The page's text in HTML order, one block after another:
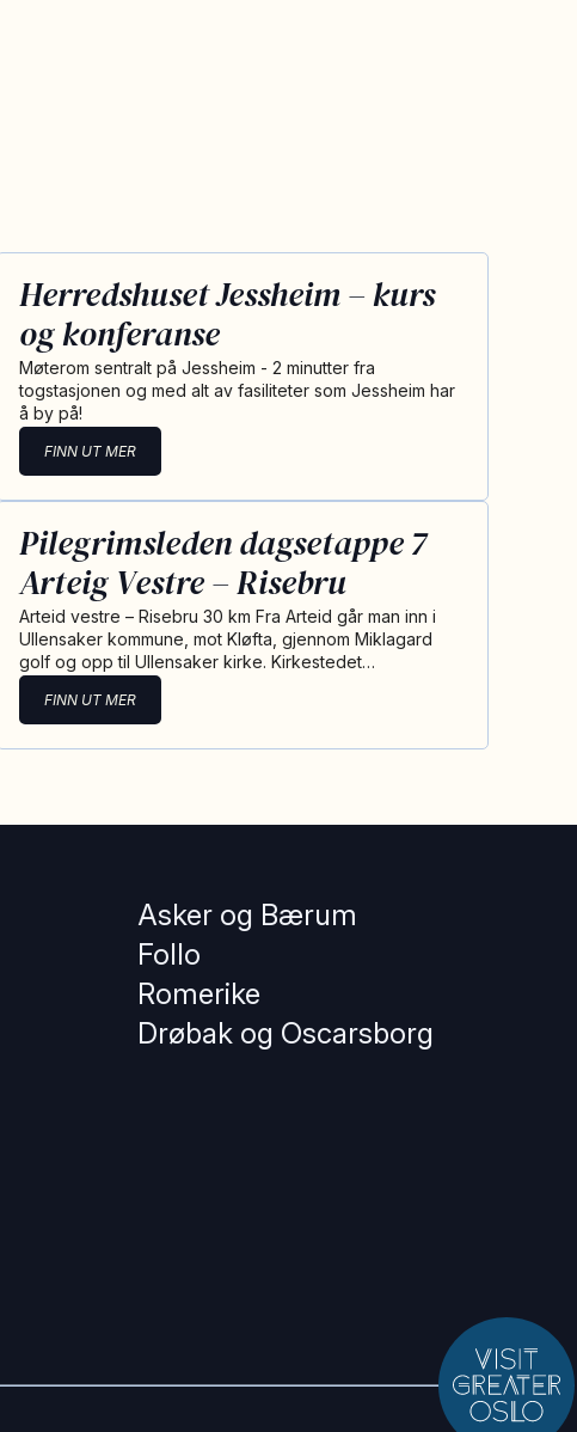
Herredshuset Jessheim – kurs
og konferanse
Møterom sentralt på Jessheim - 2 minutter fra
togstasjonen og med alt av fasiliteter som Jessheim har
å by på!
FINN UT MER
Pilegrimsleden dagsetappe 7
Arteig Vestre – Risebru
Arteid vestre – Risebru 30 km Fra Arteid går man inn i
Ullensaker kommune, mot Kløfta, gjennom Miklagard
golf og opp til Ullensaker kirke. Kirkestedet…
FINN UT MER
Asker og Bærum
Follo
Romerike
Drøbak og Oscarsborg